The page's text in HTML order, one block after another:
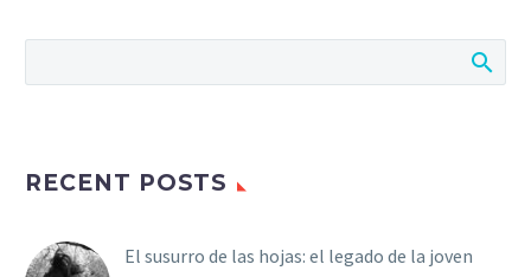
RECENT POSTS
El susurro de las hojas: el legado de la joven